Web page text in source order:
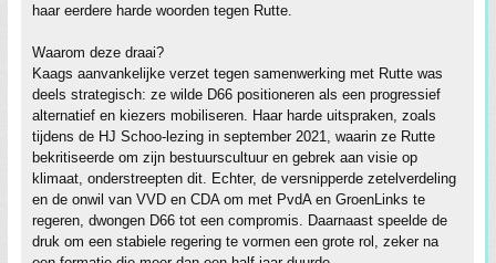
haar eerdere harde woorden tegen Rutte.
Waarom deze draai?
Kaags aanvankelijke verzet tegen samenwerking met Rutte was
deels strategisch: ze wilde D66 positioneren als een progressief
alternatief en kiezers mobiliseren. Haar harde uitspraken, zoals
tijdens de HJ Schoo-lezing in september 2021, waarin ze Rutte
bekritiseerde om zijn bestuurscultuur en gebrek aan visie op
klimaat, onderstreepten dit. Echter, de versnipperde zetelverdeling
en de onwil van VVD en CDA om met PvdA en GroenLinks te
regeren, dwongen D66 tot een compromis. Daarnaast speelde de
druk om een stabiele regering te vormen een grote rol, zeker na